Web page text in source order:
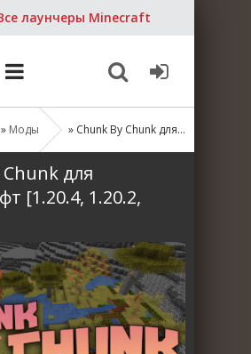
лаунчеры Minecraft
» Моды » Chunk By Chunk для Майнкрафт [1.20.4, 1.20.2, 1.20.1]
для
[1.20.4, 1.20.2,